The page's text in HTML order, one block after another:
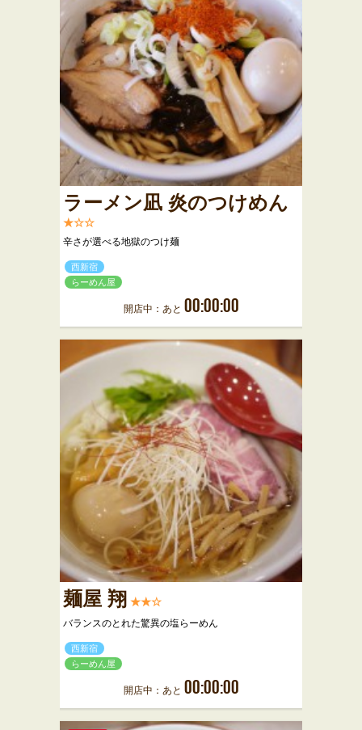
ラーメン凪 炎のつけめん
★☆☆
辛さが選べる地獄のつけ麺
西新宿
らーめん屋
開店中：あと 00:00:00
麺屋 翔 ★★☆
バランスのとれた驚異の塩らーめん
西新宿
らーめん屋
開店中：あと 00:00:00